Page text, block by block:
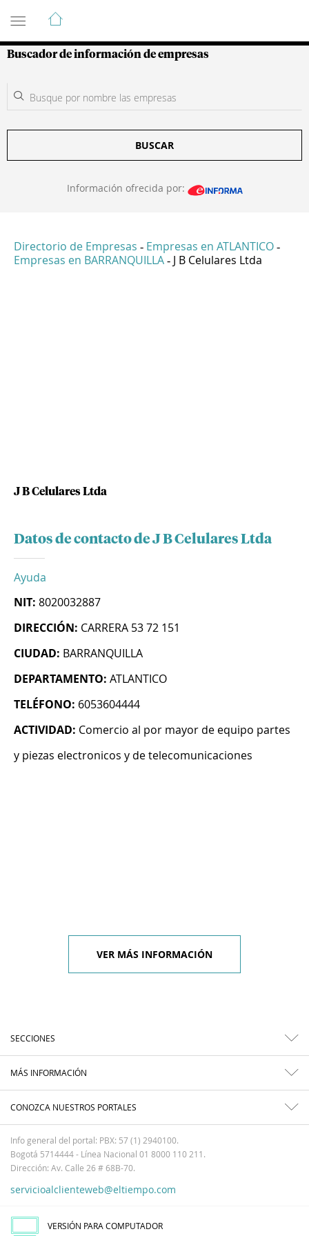
Guía de Empresas Colombianas
Buscador de información de empresas
BUSCAR
Información ofrecida por:
Directorio de Empresas - Empresas en ATLANTICO -
Empresas en BARRANQUILLA - J B Celulares Ltda
J B Celulares Ltda
Datos de contacto de J B Celulares Ltda
Ayuda
NIT: 8020032887
DIRECCIÓN: CARRERA 53 72 151
CIUDAD: BARRANQUILLA
DEPARTAMENTO: ATLANTICO
TELÉFONO: 6053604444
ACTIVIDAD: Comercio al por mayor de equipo partes
y piezas electronicos y de telecomunicaciones
VER MÁS INFORMACIÓN
SECCIONES
MÁS INFORMACIÓN
CONOZCA NUESTROS PORTALES
Info general del portal: PBX: 57 (1) 2940100.
Bogotá 5714444 - Línea Nacional 01 8000 110 211.
Dirección: Av. Calle 26 # 68B-70.
servicioalclienteweb@eltiempo.com
VERSIÓN PARA COMPUTADOR